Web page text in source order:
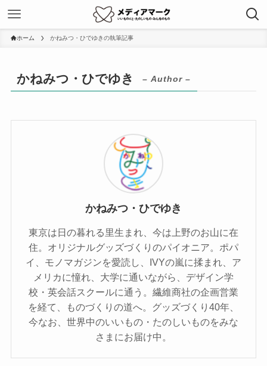
ホーム かねみつ・ひでゆきの執筆記事
かねみつ・ひでゆき – Author –
かねみつ・ひでゆき
東京は日の暮れる里生まれ、今は上野のお山に在
住。オリジナルグッズづくりのパイオニア。ポパ
イ、モノマガジンを愛読し、IVYの嵐に揉まれ、ア
メリカに憧れ、大学に通いながら、デザイン学
校・英会話スクールに通う。繊維商社の企画営業
を経て、ものづくりの道へ。グッズづくり40年、
今なお、世界中のいいもの・たのしいものをみな
さまにお届け中。